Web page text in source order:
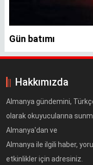
Gün batımı
Hakkımızda
Almanya gündemini,
olarak okuyucularına
Almanya'dan ve
Almanya ile ilgili haber,
etkinlikler için adresiniz.